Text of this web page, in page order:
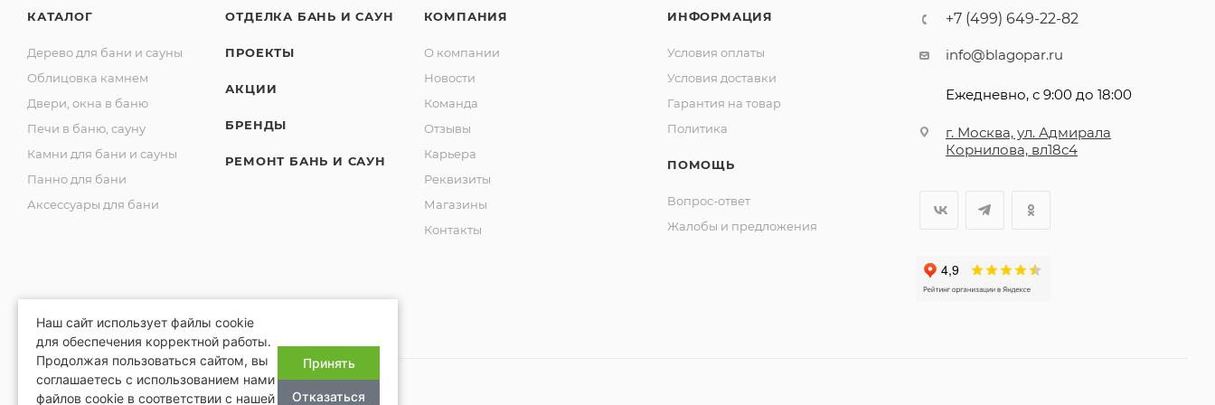
КАТАЛОГ
Дерево для бани и сауны
Облицовка камнем
Двери, окна в баню
Печи в баню, сауну
Камни для бани и сауны
Панно для бани
Аксессуары для бани
ОТДЕЛКА БАНЬ И САУН
ПРОЕКТЫ
АКЦИИ
БРЕНДЫ
РЕМОНТ БАНЬ И САУН
КОМПАНИЯ
О компании
Новости
Команда
Отзывы
Карьера
Реквизиты
Магазины
Контакты
ИНФОРМАЦИЯ
Условия оплаты
Условия доставки
Гарантия на товар
Политика
ПОМОЩЬ
Вопрос-ответ
Жалобы и предложения
+7 (499) 649-22-82
info@blagopar.ru
Ежедневно, с 9:00 до 18:00
г. Москва, ул. Адмирала
Корнилова, вл18с4
Наш сайт использует файлы cookie
для обеспечения корректной работы.
Продолжая пользоваться сайтом, вы
соглашаетесь с использованием нами
файлов cookie в соответствии с нашей
Принять
Отказаться